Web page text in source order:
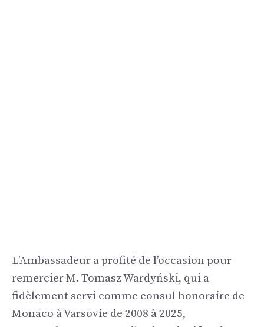
L’Ambassadeur a profité de l’occasion pour
remercier M. Tomasz Wardyński, qui a
fidèlement servi comme consul honoraire de
Monaco à Varsovie de 2008 à 2025,